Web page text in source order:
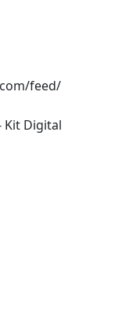
feed/